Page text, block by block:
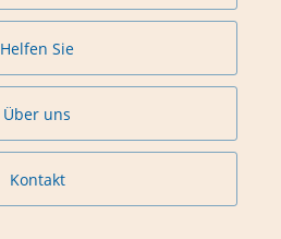
Helfen Sie
Über uns
Kontakt